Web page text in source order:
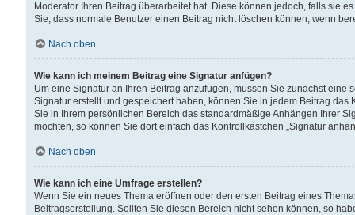
Moderator Ihren Beitrag überarbeitet hat. Diese können jedoch, falls sie
Sie, dass normale Benutzer einen Beitrag nicht löschen können, wenn
Nach oben
Wie kann ich meinem Beitrag eine Signatur anfügen?
Um eine Signatur an Ihren Beitrag anzufügen, müssen Sie zunächst
Signatur erstellt und gespeichert haben, können Sie in jedem Beitrag
Sie in Ihrem persönlichen Bereich das standardmäßige Anhängen Ihrer
möchten, so können Sie dort einfach das Kontrollkästchen „Signatur
Nach oben
Wie kann ich eine Umfrage erstellen?
Wenn Sie ein neues Thema eröffnen oder den ersten Beitrag eines
Beitragserstellung. Sollten Sie diesen Bereich nicht sehen können, so